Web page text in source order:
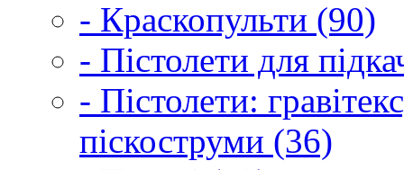
- Краскопульти (90)
- Пістолети для
- Пістолети:
піскоструми (36)